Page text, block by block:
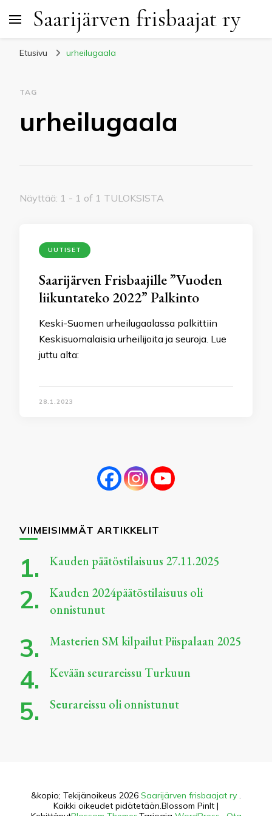
Saarijärven frisbaajat ry
Etusivu urheilugaala
TAG
urheilugaala
Näyttää: 1 - 1 of 1 TULOKSISTA
UUTISET
Saarijärven Frisbaajille ”Vuoden
liikuntateko 2022” Palkinto
Keski-Suomen urheilugaalassa palkittiin
Keskisuomalaisia urheilijoita ja seuroja. Lue
juttu alta:
28.1.2023
VIIMEISIMMÄT ARTIKKELIT
Kauden päätöstilaisuus 27.11.2025
Kauden 2024päätöstilaisuus oli
onnistunut
Masterien SM kilpailut Piispalaan 2025
Kevään seurareissu Turkuun
Seurareissu oli onnistunut
&kopio; Tekijänoikeus 2026 Saarijärven frisbaajat ry .
Kaikki oikeudet pidätetään.Blossom PinIt |